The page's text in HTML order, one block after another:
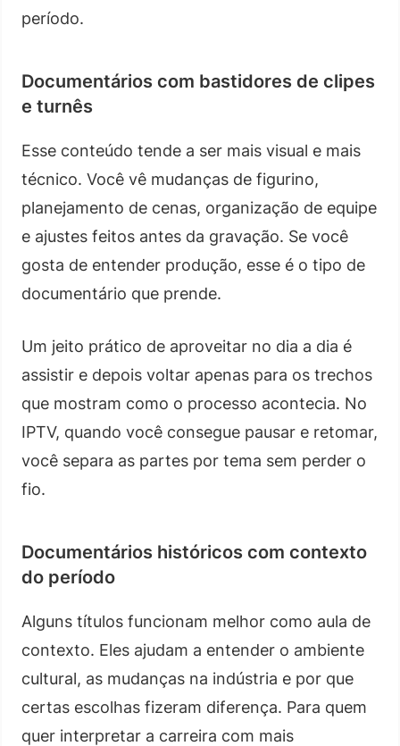
período.
Documentários com bastidores de clipes
e turnês
Esse conteúdo tende a ser mais visual e mais
técnico. Você vê mudanças de figurino,
planejamento de cenas, organização de equipe
e ajustes feitos antes da gravação. Se você
gosta de entender produção, esse é o tipo de
documentário que prende.
Um jeito prático de aproveitar no dia a dia é
assistir e depois voltar apenas para os trechos
que mostram como o processo acontecia. No
IPTV, quando você consegue pausar e retomar,
você separa as partes por tema sem perder o
fio.
Documentários históricos com contexto
do período
Alguns títulos funcionam melhor como aula de
contexto. Eles ajudam a entender o ambiente
cultural, as mudanças na indústria e por que
certas escolhas fizeram diferença. Para quem
quer interpretar a carreira com mais